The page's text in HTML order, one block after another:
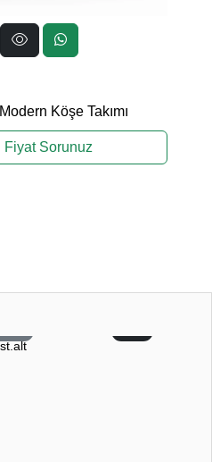
Modern Köşe Takımı
Fiyat Sorunuz